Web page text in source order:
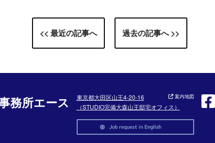
<< 最近の記事へ 過去の記事へ >>
務所エース
東京都大田区山王4-20-16
（STUDIO完備大森山王邸宅オフィス）
案内地図